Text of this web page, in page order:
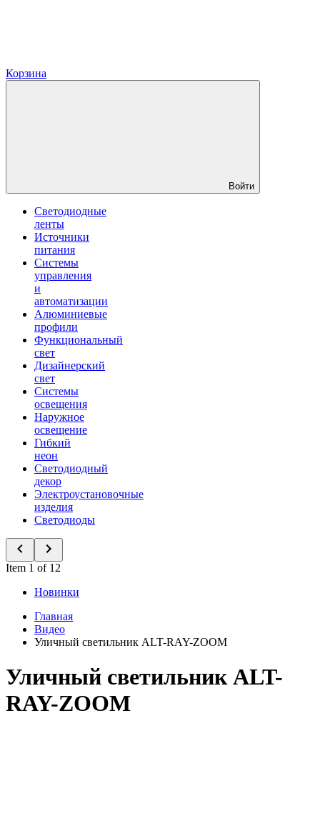
Корзина
Войти
Светодиодные
ленты
Источники
питания
Системы
управления
и
автоматизации
Алюминиевые
профили
Функциональный
свет
Дизайнерский
свет
Системы
освещения
Наружное
освещение
Гибкий
неон
Светодиодный
декор
Электроустановочные
изделия
Светодиоды
Item 1 of 12
Новинки
Главная
Видео
Уличный светильник ALT-RAY-ZOOM
Уличный светильник ALT-
RAY-ZOOM